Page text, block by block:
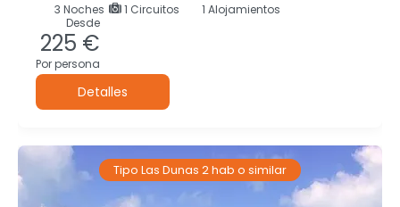
3 Noches 1 Circuitos
1 Alojamientos
Desde
225 €
Por persona
Detalles
Tipo Las Dunas 2 hab o similar